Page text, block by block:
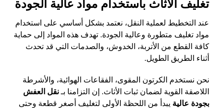
تغليف الأثاث باستخدام مواد عالية الجودة
عند التخطيط لعملية النقل، نعتمد بشكل أساسي على استخدام
مواد تغليف متطورة وعالية الجودة. تهدف هذه المواد إلى حماية
كافة القطع من الأتربة، الخدوش، والصدمات التي قد تحدث
أثناء الطريق الطويل.
نحن نستخدم الكرتون المقوى، الفقاعات الهوائية، والأشرطة
اللاصقة القوية لضمان ثبات الأثاث. إن التزامنا بـنقل العفش
بجودة عالية يبدأ من اللحظة الأولى لتغليف أصغر قطعة وحتى